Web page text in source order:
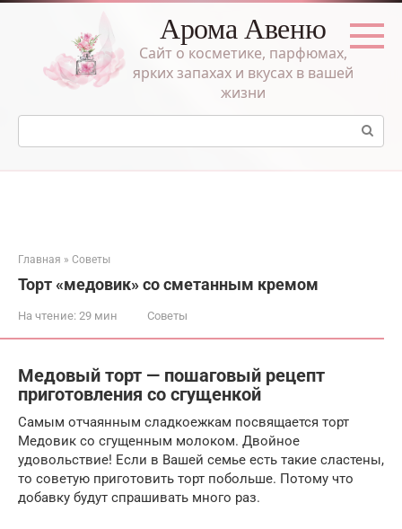
Перейти
Арома Авеню
Сайт о косметике, парфюмах,
ярких запахах и вкусах в вашей
жизни
Поиск:
Главная » Советы
Торт «медовик» со сметанным кремом
На чтение: 29 мин Советы
Медовый торт — пошаговый рецепт
приготовления со сгущенкой
Самым отчаянным сладкоежкам посвящается торт
Медовик со сгущенным молоком. Двойное
удовольствие! Если в Вашей семье есть такие сластены,
то советую приготовить торт побольше. Потому что
добавку будут спрашивать много раз.